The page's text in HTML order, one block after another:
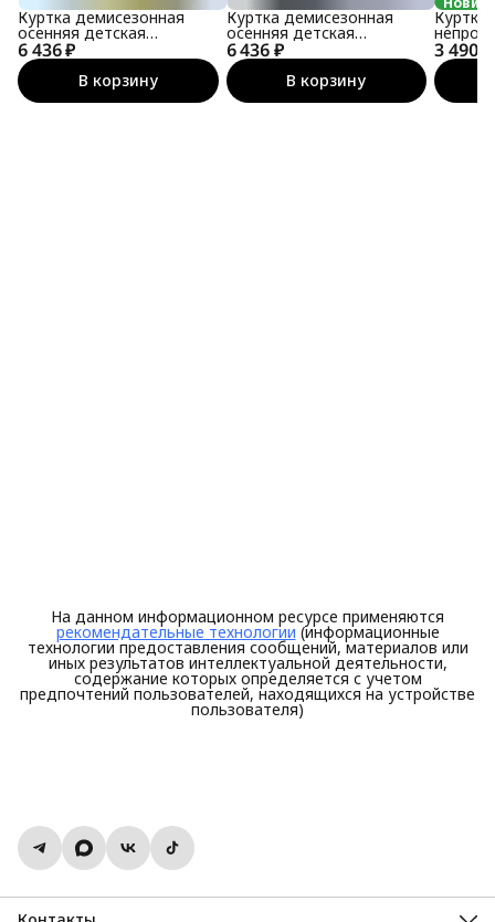
6 436 ₽
Куртка демисезонная
осенняя детская
мембранная
В корзину
6 436 ₽
Куртка демисезонная
осенняя детская
мембранная
В корзину
3 490 ₽
Куртка
На данном информационном ресурсе применяются
рекомендательные технологии (информационные
технологии предоставления сообщений, материалов или
иных результатов интеллектуальной деятельности,
содержание которых определяется с учетом
предпочтений пользователей, находящихся на устройстве
пользователя)